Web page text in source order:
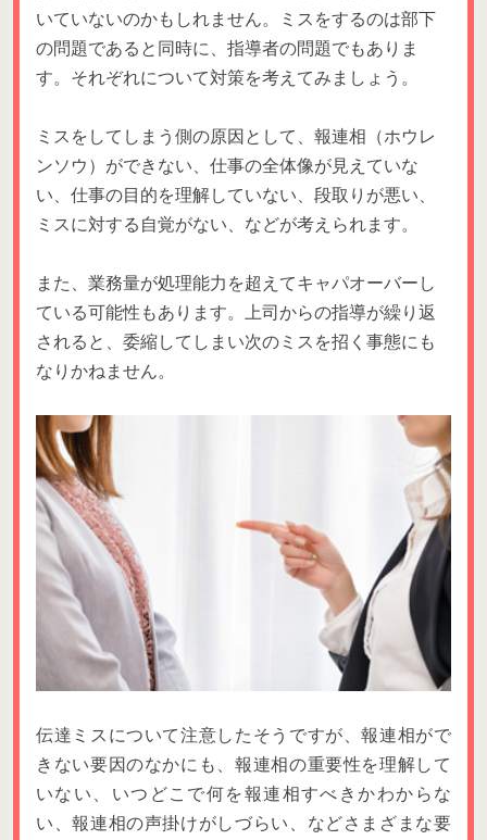
いていないのかもしれません。ミスをするのは部下
の問題であると同時に、指導者の問題でもありま
す。それぞれについて対策を考えてみましょう。
ミスをしてしまう側の原因として、報連相（ホウレ
ンソウ）ができない、仕事の全体像が見えていな
い、仕事の目的を理解していない、段取りが悪い、
ミスに対する自覚がない、などが考えられます。
また、業務量が処理能力を超えてキャパオーバーし
ている可能性もあります。上司からの指導が繰り返
されると、委縮してしまい次のミスを招く事態にも
なりかねません。
伝達ミスについて注意したそうですが、報連相がで
きない要因のなかにも、報連相の重要性を理解して
いない、いつどこで何を報連相すべきかわからな
い、報連相の声掛けがしづらい、などさまざまな要